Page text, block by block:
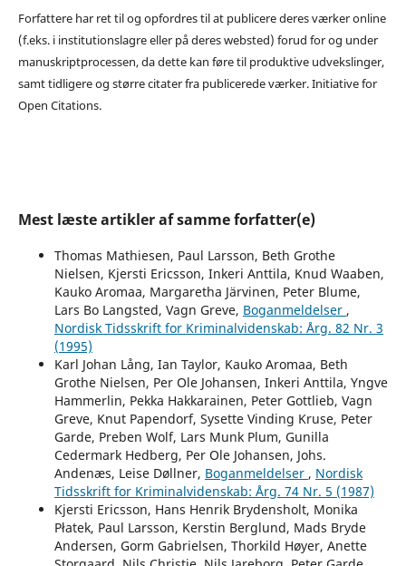
Forfattere har ret til og opfordres til at publicere deres værker online
(f.eks. i institutionslagre eller på deres websted) forud for og under
manuskriptprocessen, da dette kan føre til produktive udvekslinger,
samt tidligere og større citater fra publicerede værker. Initiative for
Open Citations.
Mest læste artikler af samme forfatter(e)
Thomas Mathiesen, Paul Larsson, Beth Grothe
Nielsen, Kjersti Ericsson, Inkeri Anttila, Knud Waaben,
Kauko Aromaa, Margaretha Järvinen, Peter Blume,
Lars Bo Langsted, Vagn Greve, Boganmeldelser ,
Nordisk Tidsskrift for Kriminalvidenskab: Årg. 82 Nr. 3
(1995)
Karl Johan Lång, Ian Taylor, Kauko Aromaa, Beth
Grothe Nielsen, Per Ole Johansen, Inkeri Anttila, Yngve
Hammerlin, Pekka Hakkarainen, Peter Gottlieb, Vagn
Greve, Knut Papendorf, Sysette Vinding Kruse, Peter
Garde, Preben Wolf, Lars Munk Plum, Gunilla
Cedermark Hedberg, Per Ole Johansen, Johs.
Andenæs, Leise Døllner, Boganmeldelser , Nordisk
Tidsskrift for Kriminalvidenskab: Årg. 74 Nr. 5 (1987)
Kjersti Ericsson, Hans Henrik Brydensholt, Monika
Płatek, Paul Larsson, Kerstin Berglund, Mads Bryde
Andersen, Gorm Gabrielsen, Thorkild Høyer, Anette